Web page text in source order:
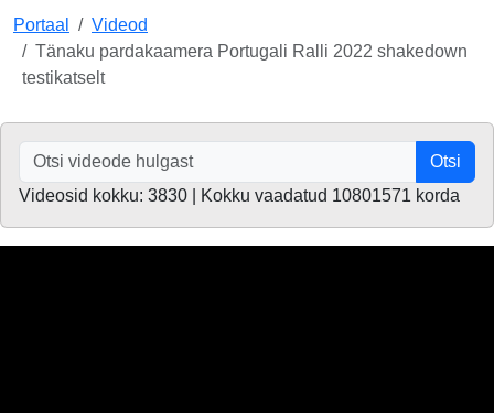
Portaal
Videod
Tänaku pardakaamera Portugali Ralli 2022 shakedown
testikatselt
Otsi
Videosid kokku: 3830 | Kokku vaadatud 10801571 korda